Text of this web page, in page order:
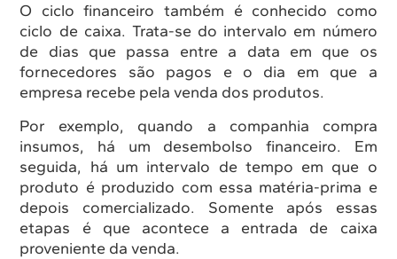
O ciclo financeiro também é conhecido como
ciclo de caixa. Trata-se do intervalo em número
de dias que passa entre a data em que os
fornecedores são pagos e o dia em que a
empresa recebe pela venda dos produtos.
Por exemplo, quando a companhia compra
insumos, há um desembolso financeiro. Em
seguida, há um intervalo de tempo em que o
produto é produzido com essa matéria-prima e
depois comercializado. Somente após essas
etapas é que acontece a entrada de caixa
proveniente da venda.